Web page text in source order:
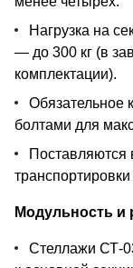
Нагрузка на
— до 300 кг (в
комплектации).
Обязательное
болтами для
Поставляются
Модульность и
Стеллажи СТ-